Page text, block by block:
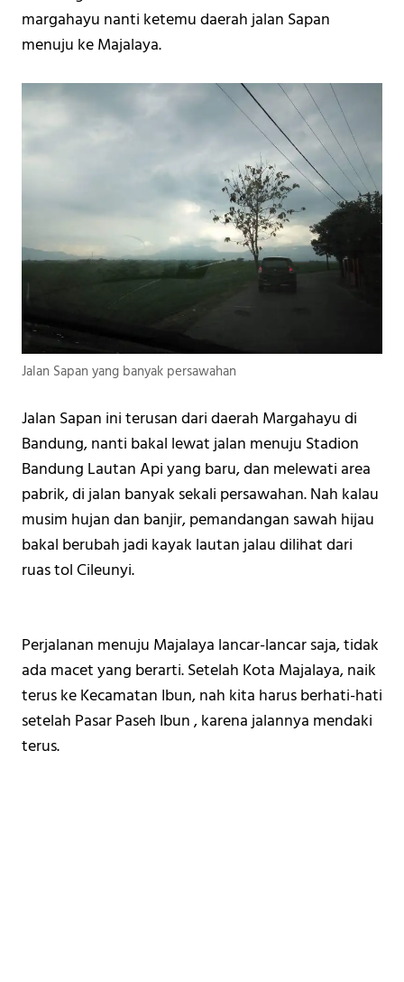
margahayu nanti ketemu daerah jalan Sapan
menuju ke Majalaya.
Jalan Sapan yang banyak persawahan
Jalan Sapan ini terusan dari daerah Margahayu di
Bandung, nanti bakal lewat jalan menuju Stadion
Bandung Lautan Api yang baru, dan melewati area
pabrik, di jalan banyak sekali persawahan. Nah kalau
musim hujan dan banjir, pemandangan sawah hijau
bakal berubah jadi kayak lautan jalau dilihat dari
ruas tol Cileunyi.
Perjalanan menuju Majalaya lancar-lancar saja, tidak
ada macet yang berarti. Setelah Kota Majalaya, naik
terus ke Kecamatan Ibun, nah kita harus berhati-hati
setelah Pasar Paseh Ibun , karena jalannya mendaki
terus.